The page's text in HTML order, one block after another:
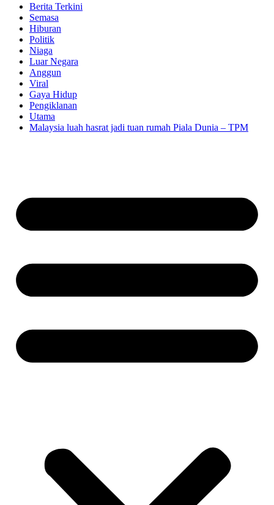
Berita Terkini
Semasa
Hiburan
Politik
Niaga
Luar Negara
Anggun
Viral
Gaya Hidup
Pengiklanan
Utama
Malaysia luah hasrat jadi tuan rumah Piala Dunia – TPM